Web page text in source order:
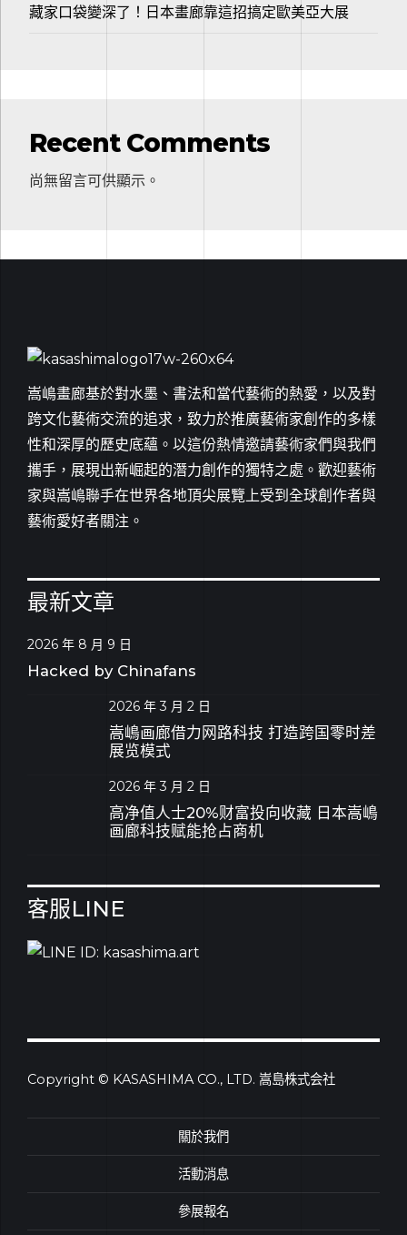
藏家口袋變深了！日本畫廊靠這招搞定歐美亞大展
Recent Comments
尚無留言可供顯示。
嵩嶋畫廊基於對水墨、書法和當代藝術的熱愛，以及對
跨文化藝術交流的追求，致力於推廣藝術家創作的多樣
性和深厚的歷史底蘊。以這份熱情邀請藝術家們與我們
攜手，展現出新崛起的潛力創作的獨特之處。歡迎藝術
家與嵩嶋聯手在世界各地頂尖展覽上受到全球創作者與
藝術愛好者關注。
最新文章
2026 年 8 月 9 日
Hacked by Chinafans
2026 年 3 月 2 日
嵩嶋画廊借力网路科技 打造跨国零时差
展览模式
2026 年 3 月 2 日
高净值人士20%财富投向收藏 日本嵩嶋
画廊科技赋能抢占商机
客服LINE
Copyright © KASASHIMA CO., LTD. 嵩島株式会社
關於我們
活動消息
參展報名